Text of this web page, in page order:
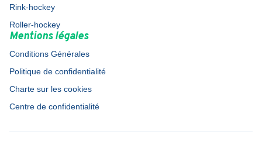
Rink-hockey
Roller-hockey
Mentions légales
Conditions Générales
Politique de confidentialité
Charte sur les cookies
Centre de confidentialité